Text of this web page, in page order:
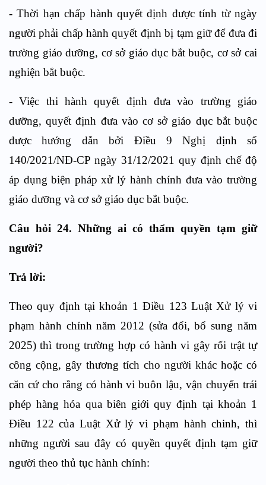
- Thời hạn chấp hành quyết định được tính từ ngày
người phải chấp hành quyết định bị tạm giữ để đưa đi
trường giáo dưỡng, cơ sở giáo dục bắt buộc, cơ sở cai
nghiện bắt buộc.
- Việc thi hành quyết định đưa vào trường giáo
dưỡng, quyết định đưa vào cơ sở giáo dục bắt buộc
được hướng dẫn bởi Điều 9 Nghị định số
140/2021/NĐ-CP ngày 31/12/2021 quy định chế độ
áp dụng biện pháp xử lý hành chính đưa vào trường
giáo dưỡng và cơ sở giáo dục bắt buộc.
Câu hỏi 24. Những ai có thẩm quyền tạm giữ
người?
Trả lời:
Theo quy định tại khoản 1 Điều 123 Luật Xử lý vi
phạm hành chính năm 2012 (sửa đổi, bổ sung năm
2025) thì trong trường hợp có hành vi gây rối trật tự
công cộng, gây thương tích cho người khác hoặc có
căn cứ cho rằng có hành vi buôn lậu, vận chuyển trái
phép hàng hóa qua biên giới quy định tại khoản 1
Điều 122 của Luật Xử lý vi phạm hành chinh, thì
những người sau đây có quyền quyết định tạm giữ
người theo thủ tục hành chính: